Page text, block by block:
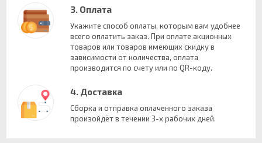
3. Оплата
Укажите способ оплаты, которым вам удобнее
всего оплатить заказ. При оплате акционных
товаров или товаров имеющих скидку в
зависимости от количества, оплата
производится по счету или по QR-коду.
4. Доставка
Сборка и отправка оплаченного заказа
произойдёт в течении 3-х рабочих дней.